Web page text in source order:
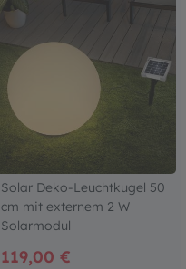
Solar Deko-Leuchtkugel 50
cm mit externem 2 W
Solarmodul
119,00 €